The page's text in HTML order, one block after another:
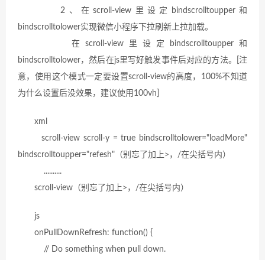
2、在scroll-view里设定bindscrolltoupper和
bindscrolltolower实现微信小程序下拉刷新上拉加载。
在scroll-view里设定bindscrolltoupper和
bindscrolltolower，然后在js里写好触发事件后对应的方法。[注
意，使用这个模式一定要设置scroll-view的高度，100%不知道
为什么设置后没效果，建议使用100vh]
xml
scroll-view scroll-y = true bindscrolltolower="loadMore"
bindscrolltoupper="refesh" （别忘了加上>， /在尖括号内 ）
..........
scroll-view （别忘了加上>， /在尖括号内 ）
js
onPullDownRefresh: function() {
// Do something when pull down.